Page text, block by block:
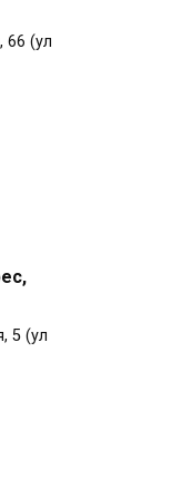
66 (ул
5 (ул